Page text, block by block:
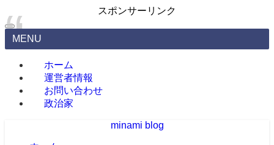
スポンサーリンク
MENU
ホーム
運営者情報
お問い合わせ
政治家
minami blog